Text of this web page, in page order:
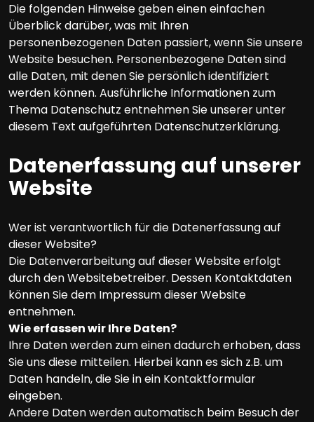
Die folgenden Hinweise geben einen einfachen
Überblick darüber, was mit Ihren
personenbezogenen Daten passiert, wenn Sie unsere
Website besuchen. Personenbezogene Daten sind
alle Daten, mit denen Sie persönlich identifiziert
werden können. Ausführliche Informationen zum
Thema Datenschutz entnehmen Sie unserer unter
diesem Text aufgeführten Datenschutzerklärung.
Datenerfassung auf unserer
Website
Wer ist verantwortlich für die Datenerfassung auf
dieser Website?
Die Datenverarbeitung auf dieser Website erfolgt
durch den Websitebetreiber. Dessen Kontaktdaten
können Sie dem Impressum dieser Website
entnehmen.
Wie erfassen wir Ihre Daten?
Ihre Daten werden zum einen dadurch erhoben, dass
Sie uns diese mitteilen. Hierbei kann es sich z.B. um
Daten handeln, die Sie in ein Kontaktformular
eingeben.
Andere Daten werden automatisch beim Besuch der